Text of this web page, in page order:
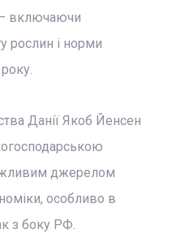
включаючи
рослин і норми
Данії Якоб Йенсен
джерелом
особливо в
з боку РФ.